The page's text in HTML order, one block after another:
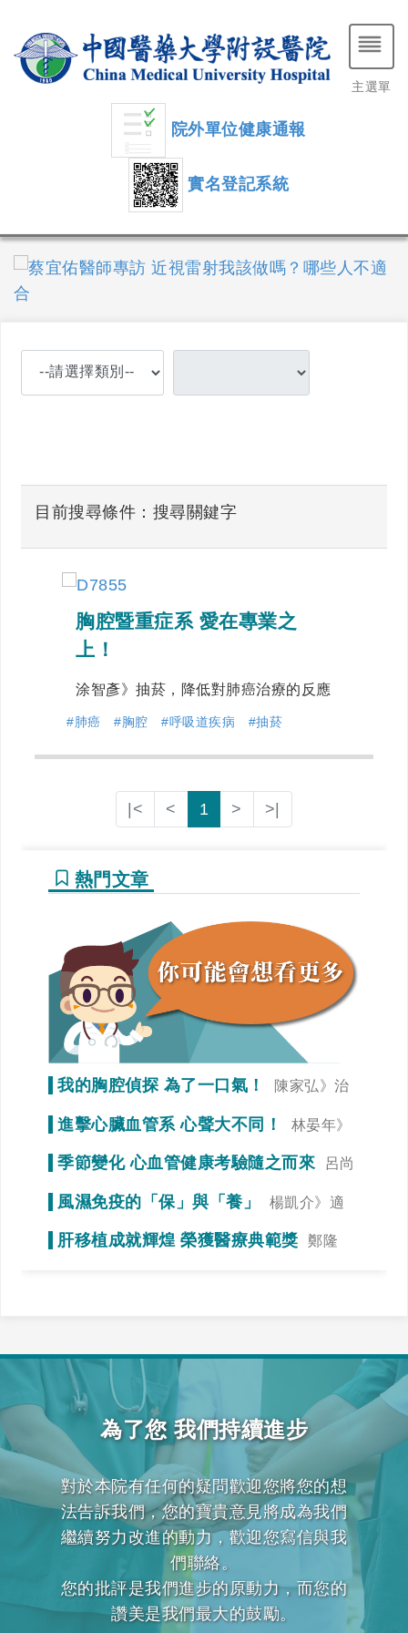
院外單位健康通報
實名登記系統
主選單
目前搜尋條件：搜尋關鍵字
胸腔暨重症系 愛在專業之
上！
涂智彥》抽菸，降低對肺癌治療的反應
#肺癌 #胸腔 #呼吸道疾病 #抽菸
|< < 1 > >|
熱門文章
我的胸腔偵探 為了一口氣！
陳家弘》治
療是為了未來生活品質
進擊心臟血管系 心聲大不同！
林晏年》
調整生活習慣「心」事就變少！
季節變化 心血管健康考驗隨之而來
呂尚
風濕免疫的「保」與「養」
楊凱介》適
當運動，達到調整免疫力的效果
肝移植成就輝煌 榮獲醫療典範獎
鄭隆
為了您 我們持續進步
對於本院有任何的疑問歡迎您將您的想
法告訴我們，您的寶貴意見將成為我們
繼續努力改進的動力，歡迎您寫信與我
們聯絡。
您的批評是我們進步的原動力，而您的
讚美是我們最大的鼓勵。